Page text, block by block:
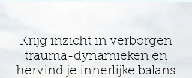
Krijg inzicht in verborgen
trauma-dynamieken en
hervind je innerlijke balans